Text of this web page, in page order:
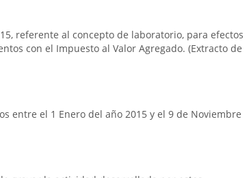
referente al concepto de laboratorio, para efectos
con el Impuesto al Valor Agregado. (Extracto de
entre el 1 Enero del año 2015 y el 9 de Noviembre